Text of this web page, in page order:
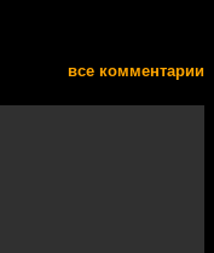
все комментарии